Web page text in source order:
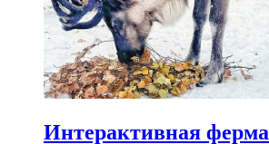
Интерактивная ферма